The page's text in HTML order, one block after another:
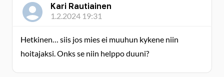
Kari Rautiainen
1.2.2024 19:31
Hetkinen… siis jos mies ei muuhun kykene niin
hoitajaksi. Onks se niin helppo duuni?